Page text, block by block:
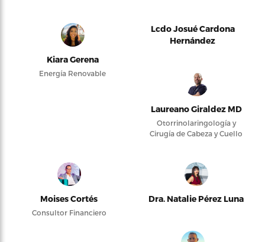
Kiara Gerena
Energía Renovable
Lcdo Josué Cardona
Hernández
Laureano Giraldez MD
Otorrinolaringología y
Cirugía de Cabeza y Cuello
Moises Cortés
Consultor Financiero
Dra. Natalie Pérez Luna